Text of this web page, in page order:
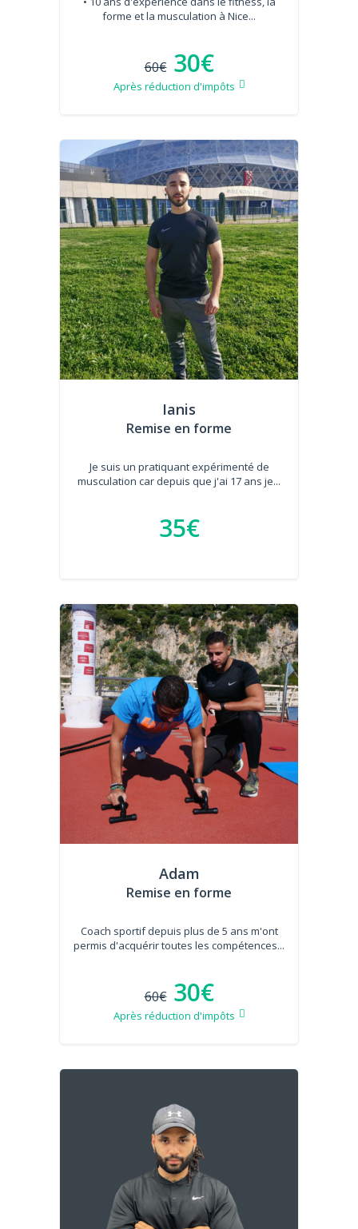
forme et la musculation à Nice...
60€ 30€
Après réduction d'impôts
Ianis
Remise en forme
Je suis un pratiquant expérimenté de
musculation car depuis que j'ai 17 ans je...
35€
Adam
Remise en forme
Coach sportif depuis plus de 5 ans m'ont
permis d'acquérir toutes les compétences...
60€ 30€
Après réduction d'impôts